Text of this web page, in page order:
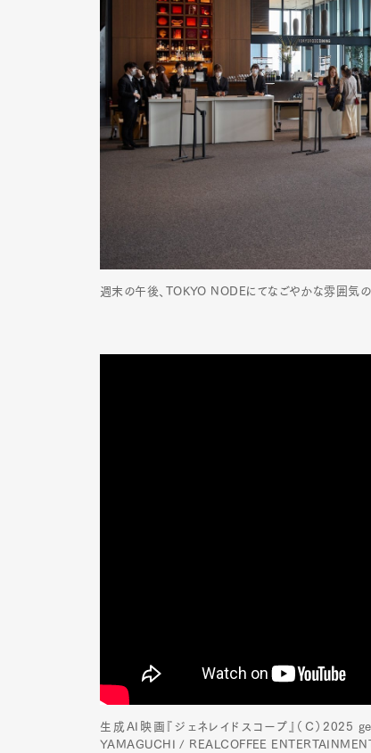
週末の午後、TOKYO NODEにてなごやかな雰囲気の
生成AI映画『ジェネレイドスコープ』（C）
YAMAGUCHI / REALCOFFEE ENTERTAINMENT